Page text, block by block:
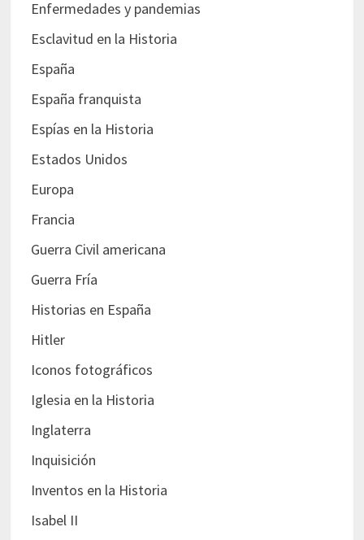
Enfermedades y pandemias
Esclavitud en la Historia
España
España franquista
Espías en la Historia
Estados Unidos
Europa
Francia
Guerra Civil americana
Guerra Fría
Historias en España
Hitler
Iconos fotográficos
Iglesia en la Historia
Inglaterra
Inquisición
Inventos en la Historia
Isabel II